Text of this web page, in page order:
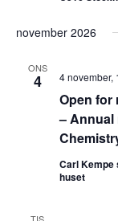
november 2026
ONS
4
Open for
– Annual
4 november,
Carl Kempe
huset